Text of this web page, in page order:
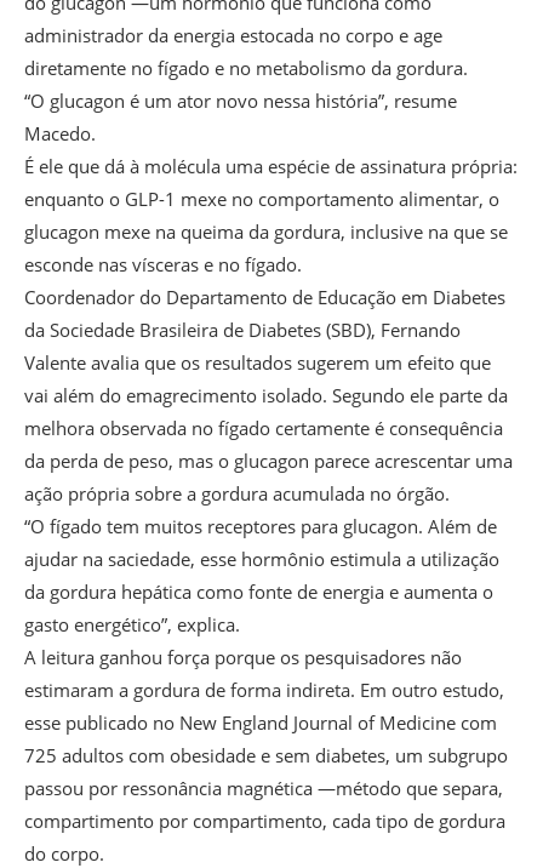
administrador da energia estocada no corpo e age
diretamente no fígado e no metabolismo da gordura.
“O glucagon é um ator novo nessa história”, resume
Macedo.
É ele que dá à molécula uma espécie de assinatura própria:
enquanto o GLP-1 mexe no comportamento alimentar, o
glucagon mexe na queima da gordura, inclusive na que se
esconde nas vísceras e no fígado.
Coordenador do Departamento de Educação em Diabetes
da Sociedade Brasileira de Diabetes (SBD), Fernando
Valente avalia que os resultados sugerem um efeito que
vai além do emagrecimento isolado. Segundo ele parte da
melhora observada no fígado certamente é consequência
da perda de peso, mas o glucagon parece acrescentar uma
ação própria sobre a gordura acumulada no órgão.
“O fígado tem muitos receptores para glucagon. Além de
ajudar na saciedade, esse hormônio estimula a utilização
da gordura hepática como fonte de energia e aumenta o
gasto energético”, explica.
A leitura ganhou força porque os pesquisadores não
estimaram a gordura de forma indireta. Em outro estudo,
esse publicado no New England Journal of Medicine com
725 adultos com obesidade e sem diabetes, um subgrupo
passou por ressonância magnética —método que separa,
compartimento por compartimento, cada tipo de gordura
do corpo.